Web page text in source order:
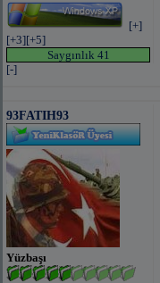
[+]
[+3][+5]
Saygınlık 41
[-]
93FATIH93
Yüzbaşı